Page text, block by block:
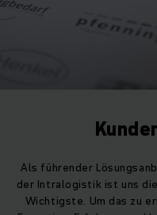
Als führender
der Intralogistik ist uns
Wichtigste. Um das zu